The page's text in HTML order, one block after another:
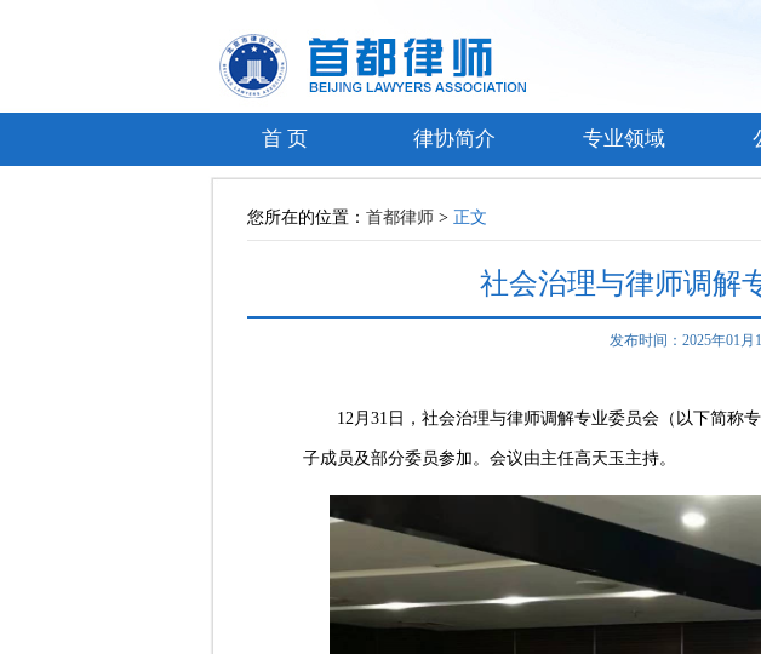
首 页 律协简介 专业领域
您所在的位置： 首都律师 > 正文
社会治理与律师调解
发布时间：2025年01
12月31日，社会治理与律师调解专业委员会（以下简称
子成员及部分委员参加。会议由主任高天玉主持。